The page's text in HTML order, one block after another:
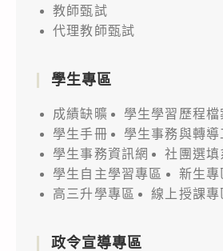
教師甄試
代理教師甄試
學生專區
成績缺曠
學生學習歷程檔
學生手冊
學生事務與轉導
學生事務資訊網
社團選填
學生自主學習專區
新生專
高三升學專區
線上授課專
政令宣導專區